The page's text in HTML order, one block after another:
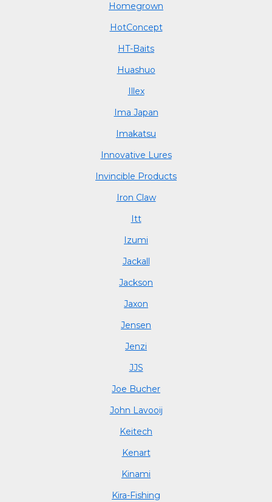
Homegrown
HotConcept
HT-Baits
Huashuo
Illex
Ima Japan
Imakatsu
Innovative Lures
Invincible Products
Iron Claw
Itt
Izumi
Jackall
Jackson
Jaxon
Jensen
Jenzi
JJS
Joe Bucher
John Lavooij
Keitech
Kenart
Kinami
Kira-Fishing